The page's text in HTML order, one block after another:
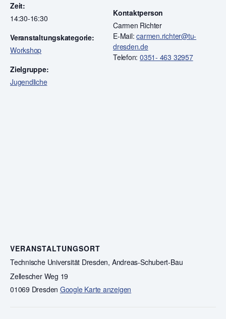
Zeit:
14:30-16:30
Veranstaltungskategorie:
Workshop
Zielgruppe:
Jugendliche
Kontaktperson
Carmen Richter
E-Mail:carmen.richter@tu-
dresden.de
Telefon: 0351- 463 32957
VERANSTALTUNGSORT
Technische Universität Dresden, Andreas-Schubert-Bau
Zellescher Weg 19
01069 Dresden Google Karte anzeigen